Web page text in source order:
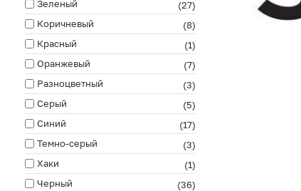
Зеленый
(27)
Коричневый
(8)
Красный
(1)
Оранжевый
(7)
Разноцветный
(3)
Серый
(5)
Синий
(17)
Темно-серый
(3)
Хаки
(1)
Черный
(36)